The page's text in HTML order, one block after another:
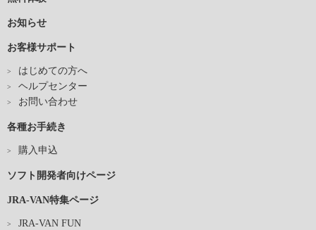
お知らせ
お客様サポート
はじめての方へ
ヘルプセンター
お問い合わせ
各種お手続き
購入申込
ソフト開発者向けページ
JRA-VAN特集ページ
JRA-VAN FUN